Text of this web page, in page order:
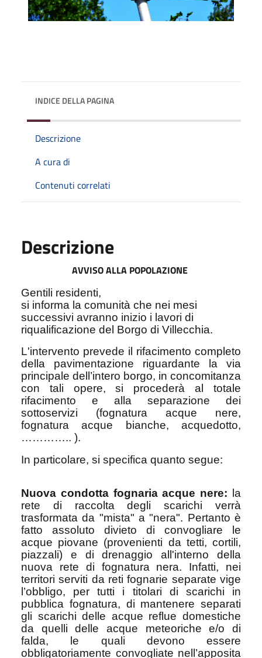
INDICE DELLA PAGINA
Descrizione
A cura di
Contenuti correlati
Descrizione
AVVISO ALLA POPOLAZIONE
Gentili residenti,
si informa la comunità che nei mesi
successivi avranno inizio i lavori di
riqualificazione del Borgo di Villecchia.
L'intervento prevede il rifacimento completo
della pavimentazione riguardante la via
principale dell’intero borgo, in concomitanza
con tali opere, si procederà al totale
rifacimento e alla separazione dei
sottoservizi (fognatura acque nere,
fognatura acque bianche, acquedotto,
………….. ).
In particolare, si specifica quanto segue:
Nuova condotta fognaria acque nere: la
rete di raccolta degli scarichi verrà
trasformata da "mista" a "nera". Pertanto è
fatto assoluto divieto di convogliare le
acque piovane (provenienti da tetti, cortili,
piazzali) e di drenaggio all'interno della
nuova rete di fognatura nera. Infatti, nei
territori serviti da reti fognarie separate vige
l’obbligo, per tutti i titolari di scarichi in
pubblica fognatura, di mantenere separati
gli scarichi delle acque reflue domestiche
da quelli delle acque meteoriche e/o di
falda, le quali devono essere
obbligatoriamente convogliate nell’apposita